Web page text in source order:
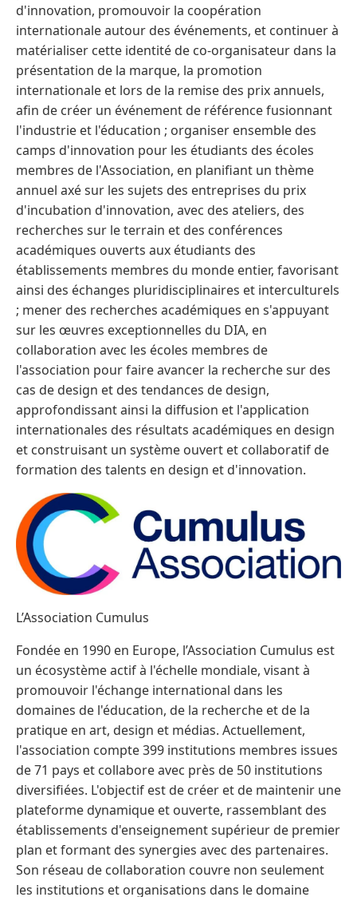
d'innovation, promouvoir la coopération
internationale autour des événements, et continuer à
matérialiser cette identité de co-organisateur dans la
présentation de la marque, la promotion
internationale et lors de la remise des prix annuels,
afin de créer un événement de référence fusionnant
l'industrie et l'éducation ; organiser ensemble des
camps d'innovation pour les étudiants des écoles
membres de l'Association, en planifiant un thème
annuel axé sur les sujets des entreprises du prix
d'incubation d'innovation, avec des ateliers, des
recherches sur le terrain et des conférences
académiques ouverts aux étudiants des
établissements membres du monde entier, favorisant
ainsi des échanges pluridisciplinaires et interculturels
; mener des recherches académiques en s'appuyant
sur les œuvres exceptionnelles du DIA, en
collaboration avec les écoles membres de
l'association pour faire avancer la recherche sur des
cas de design et des tendances de design,
approfondissant ainsi la diffusion et l'application
internationales des résultats académiques en design
et construisant un système ouvert et collaboratif de
formation des talents en design et d'innovation.
L’Association Cumulus
Fondée en 1990 en Europe, l’Association Cumulus est
un écosystème actif à l'échelle mondiale, visant à
promouvoir l'échange international dans les
domaines de l'éducation, de la recherche et de la
pratique en art, design et médias. Actuellement,
l'association compte 399 institutions membres issues
de 71 pays et collabore avec près de 50 institutions
diversifiées. L'objectif est de créer et de maintenir une
plateforme dynamique et ouverte, rassemblant des
établissements d'enseignement supérieur de premier
plan et formant des synergies avec des partenaires.
Son réseau de collaboration couvre non seulement
les institutions et organisations dans le domaine